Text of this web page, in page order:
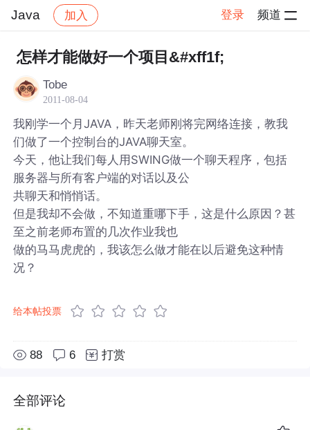
Java 加入 登录 频道
社区 Java 帖子详情
怎样才能做好一个项目&#xff1f;
Tobe
2011-08-04
我刚学一个月JAVA，昨天老师刚将完网络连接，教我
们做了一个控制台的JAVA聊天室。
今天，他让我们每人用SWING做一个聊天程序，包括
服务器与所有客户端的对话以及公
共聊天和悄悄话。
但是我却不会做，不知道重哪下手，这是什么原因？甚
至之前老师布置的几次作业我也
做的马马虎虎的，我该怎么做才能在以后避免这种情
况？
给本帖投票
88 6 打赏
全部评论